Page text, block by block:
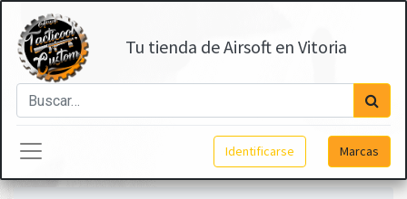
Tu tienda de Airsoft en Vitoria
Identificarse Marcas